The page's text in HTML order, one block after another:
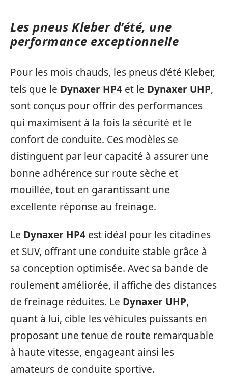
Les pneus Kleber d’été, une
performance exceptionnelle
Pour les mois chauds, les pneus d’été Kleber,
tels que le Dynaxer HP4 et le Dynaxer UHP,
sont conçus pour offrir des performances
qui maximisent à la fois la sécurité et le
confort de conduite. Ces modèles se
distinguent par leur capacité à assurer une
bonne adhérence sur route sèche et
mouillée, tout en garantissant une
excellente réponse au freinage.
Le Dynaxer HP4 est idéal pour les citadines
et SUV, offrant une conduite stable grâce à
sa conception optimisée. Avec sa bande de
roulement améliorée, il affiche des distances
de freinage réduites. Le Dynaxer UHP,
quant à lui, cible les véhicules puissants en
proposant une tenue de route remarquable
à haute vitesse, engageant ainsi les
amateurs de conduite sportive.